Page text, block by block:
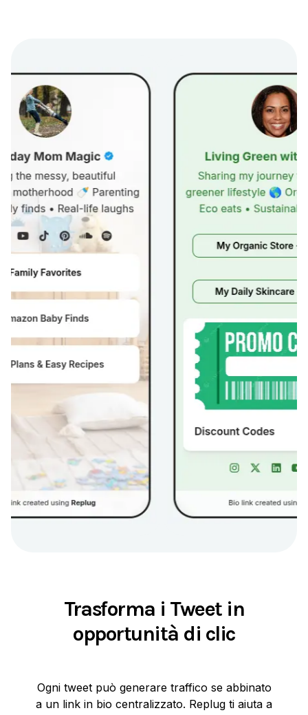
Trasforma i Tweet in
opportunità di clic
Ogni tweet può generare traffico se abbinato
a un link in bio centralizzato. Replug ti aiuta a